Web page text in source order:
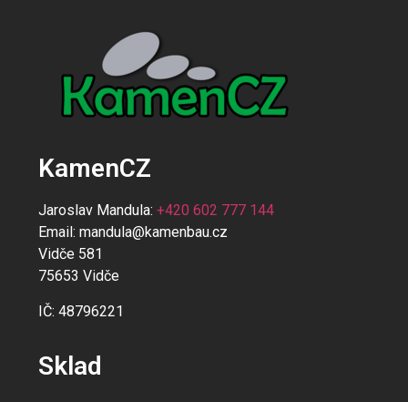
KamenCZ
Jaroslav Mandula: +420 602 777 144
Email: mandula@kamenbau.cz
Vidče 581
75653 Vidče
IČ: 48796221
Sklad